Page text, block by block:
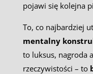
pojawi się kolejna
To, co najbardziej
mentalny
to luksus, nagroda
rzeczywistości – to